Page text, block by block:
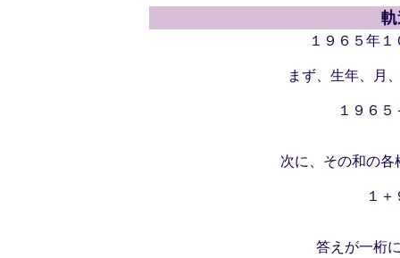
１９６５年
まず、生年、月
１９６
次に、その和の
１
答えが一桁